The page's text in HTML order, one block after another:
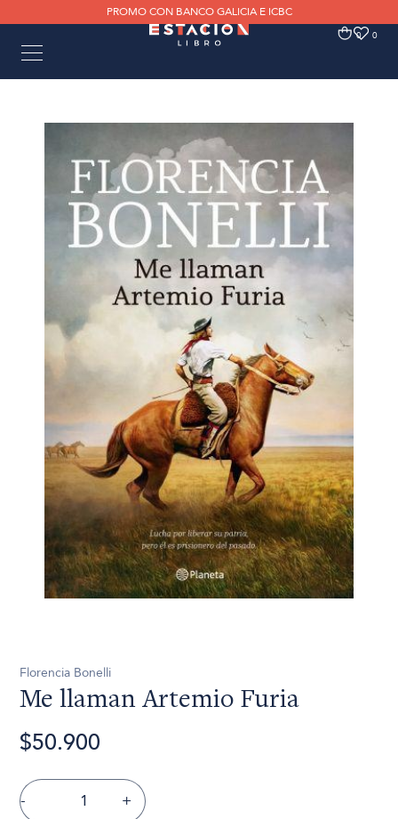
PROMO CON BANCO GALICIA E ICBC
0 0
Florencia Bonelli
Me llaman Artemio Furia
$50.900
- +